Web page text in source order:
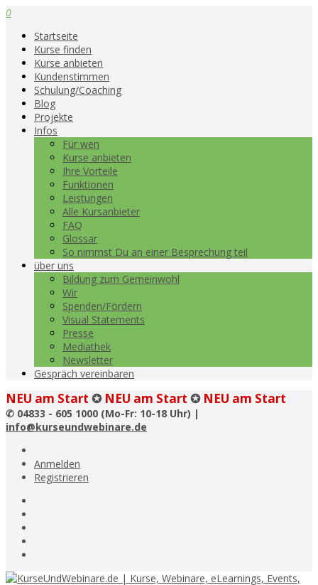
0
Startseite
Kurse finden
Kurse anbieten
Kundenstimmen
Schulung/Coaching
Blog
Projekte
Infos
Für wen
Kurse anbieten
Ihre Vorteile
Funktionen
Leistungen
Alle Kursanbieter
FAQ
Glossar
So nimmst Du an einer Besprechung teil
über uns
Bildung zum Gemeinwohl
Wir
Spenden/Fördern
Visual Statements
Presse
Mediathek
Newsletter
Gespräch vereinbaren
NEU am Start ✪ NEU am Start ✪ NEU am Start
✆ 04833 - 605 1000 (Mo-Fr: 10-18 Uhr) |
info@kurseundwebinare.de
Anmelden
Registrieren